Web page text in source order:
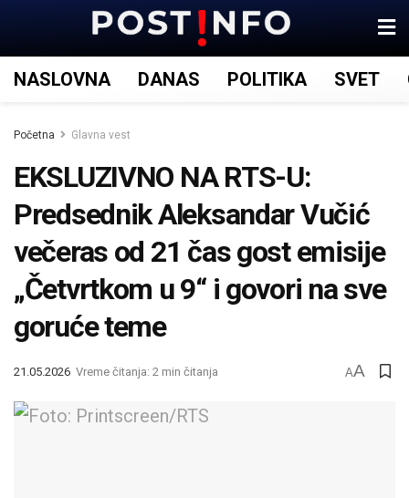
NASLOVNA DANAS POLITIKA SVET
Početna Glavna vest
EKSLUZIVNO NA RTS-U:
Predsednik Aleksandar Vučić
večeras od 21 čas gost emisije
„Četvrtkom u 9“ i govori na sve
goruće teme
21.05.2026 Vreme čitanja: 2 min čitanja AA